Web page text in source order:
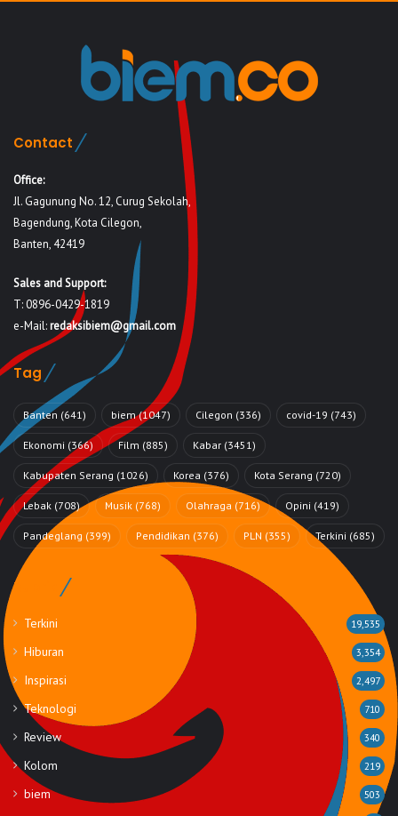
Contact
Office:
Jl. Gagunung No. 12, Curug Sekolah,
Bagendung, Kota Cilegon,
Banten, 42419
Sales and Support:
T: 0896-0429-1819
e-Mail:redaksibiem@gmail.com
Tag
Banten (641) biem(1047) Cilegon (336) covid-19 (743)
Ekonomi (366) Film (885) Kabar (3451)
Kabupaten Serang (1026) Korea (376) Kota Serang (720)
Lebak (708) Musik (768) Olahraga (716) Opini (419)
Pandeglang (399) Pendidikan (376) PLN (355) Terkini (685)
Rubrik
Terkini 19,535
Hiburan 3,354
Inspirasi 2,497
Teknologi 710
Review 340
Kolom 219
biem 503